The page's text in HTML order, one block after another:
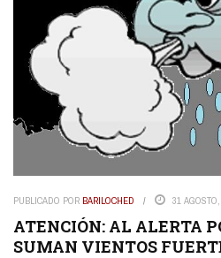
PUBLICADO POR BARILOCHED 31
ATENCIÓN: AL ALERTA
SUMAN VIENTOS